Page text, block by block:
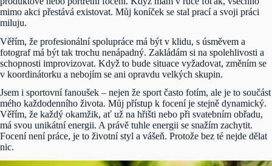
mimo akci přestává existovat. Můj koníček se stal prací a svoji práci
miluju.
Věřím, že profesionální spolupráce má být v klidu, s úsměvem a
fotograf má být tak trochu nenápadný. Zakládám si na spolehlivosti a
schopnosti improvizovat. Když to bude situace vyžadovat, změním se
v koordinátorku a nebojím se ani opravdu velkých skupin.
Jsem i sportovní fanoušek – nejen že sport často fotím, ale je to součást
mého každodenního života. Můj přístup k focení je stejně dynamický.
Věřím, že každý okamžik, ať už na hřišti nebo při svatebním obřadu,
má svou unikátní energii. A právě tuhle energii se snažím zachytit.
Focení není práce, je to životní styl a vášeň. Protože bez té nejde dělat
nic.